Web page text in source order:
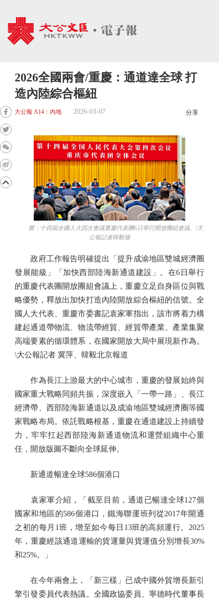
2026全國兩會/重慶：通道達全球 打
造內陸綜合樞紐
大公報 A14：內地 2026-03-07 分享
圖：十四屆全國人大四次會議重慶代表團6日舉行開放團組會議。\大
公報記者韓毅攝
政府工作報告明確提出「提升成渝地區雙城經濟圈
發展能級」「加快西部陸海新通道建設」。在6日舉行
的重慶代表團開放團組會議上，重慶立足自身區位與戰
略優勢，釋放出加快打造內陸開放綜合樞紐的信號。全
國人大代表、重慶市委書記袁家軍指出，該市將着力構
建起通道帶物流、物流帶經貿、經貿帶產業、產業集聚
高端要素的循環體系，在國家開放大局中展現新作為。
\大公報記者 冀萍、韓毅北京報道
作為長江上游最大的中心城市，重慶的發展始終與
國家重大戰略同頻共振，深度嵌入「一帶一路」、長江
經濟帶、西部陸海新通道以及成渝地區雙城經濟圈等國
家戰略布局。依託戰略根基，重慶在通道建設上持續發
力，牢牢扛起西部陸海新通道物流和運營組織中心重
任，開放版圖不斷向全球延伸。
新通道暢達全球586個港口
袁家軍介紹，「截至目前，通道已暢達全球127個
國家和地區的586個港口，鐵海聯運班列從2017年開通
之初的每月1班，增至如今每日13班的高頻運行。2025
年，重慶經該通道運輸的貨運量與貨運值分別增長30%
和25%。」
在今年兩會上，「新三樣」已成中國外貿增長新引
擎引發委員代表熱議。全國政協委員、寧德時代董事長